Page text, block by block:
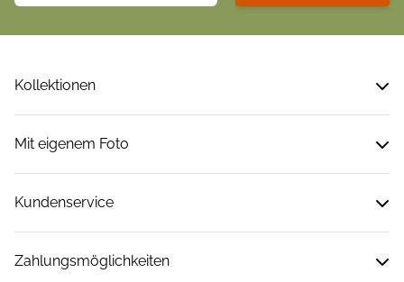
Kollektionen
Mit eigenem Foto
Kundenservice
Zahlungsmöglichkeiten